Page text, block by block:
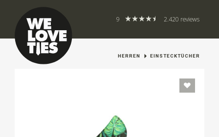
9 2.420 reviews
HERREN EINSTECKTÜCHER